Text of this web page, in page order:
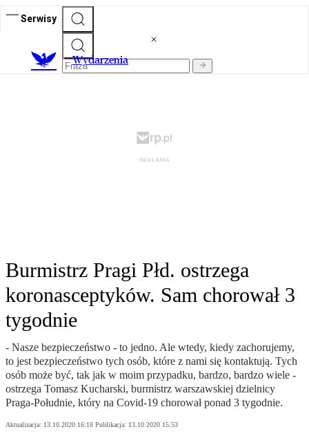
Serwisy
Wydarzenia
Burmistrz Pragi Płd. ostrzega
koronasceptyków. Sam chorował 3
tygodnie
- Nasze bezpieczeństwo - to jedno. Ale wtedy, kiedy zachorujemy,
to jest bezpieczeństwo tych osób, które z nami się kontaktują. Tych
osób może być, tak jak w moim przypadku, bardzo, bardzo wiele -
ostrzega Tomasz Kucharski, burmistrz warszawskiej dzielnicy
Praga-Południe, który na Covid-19 chorował ponad 3 tygodnie.
Aktualizacja: 13.10.2020 16:18 Publikacja: 13.10.2020 15:53